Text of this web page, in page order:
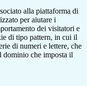
alla piattaforma di
per aiutare i
dei visitatori e
di tipo pattern, in cui il
di numeri e lettere, che
dominio che imposta il